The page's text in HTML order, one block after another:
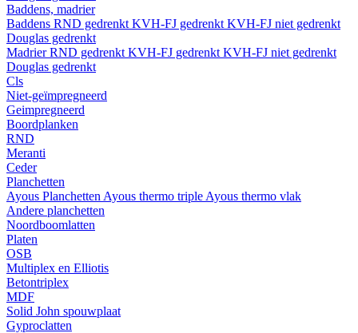
Baddens, madrier
Baddens RND gedrenkt KVH-FJ gedrenkt KVH-FJ niet gedrenkt
Douglas gedrenkt
MadrierRND gedrenkt KVH-FJ gedrenkt KVH-FJ niet gedrenkt
Douglas gedrenkt
Cls
Niet-geïmpregneerd
Geimpregneerd
Boordplanken
RND
Meranti
Ceder
Planchetten
Ayous Planchetten Ayous thermo triple Ayous thermo vlak
Andere planchetten
Noordboomlatten
Platen
OSB
Multiplex en Elliotis
Betontriplex
MDF
Solid John spouwplaat
Gyproclatten